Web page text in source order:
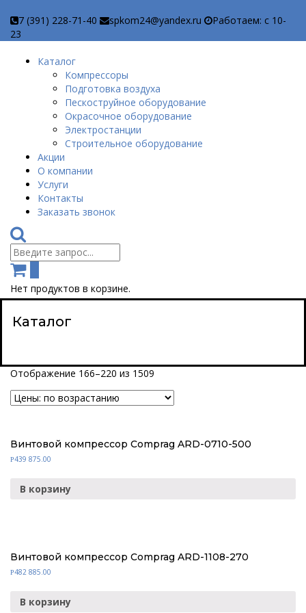
7 (391) 228-71-40 spkom24@yandex.ru
Работаем: c 10-
23
Каталог
Компрессоры
Подготовка воздуха
Пескоструйное оборудование
Окрасочное оборудование
Электростанции
Строительное оборудование
Акции
О компании
Услуги
Контакты
Заказать звонок
Нет продуктов в корзине.
Каталог
Отображение 166–220 из 1509
Винтовой компрессор Comprag ARD-0710-500
Р439 875.00
В корзину
Винтовой компрессор Comprag ARD-1108-270
Р482 885.00
В корзину